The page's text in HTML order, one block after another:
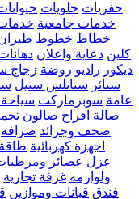
حفريات حلويات
خدمات جامعية
خطاط خطوط
كلين دعاية واعلان
ديكور راديو روضة زجاج
ستائر ستانلس ستيل
عامة سوبرماركت
صالة افراح صالون
صحف وجرائد صرافة
اجهزة كهربائية
عزل عصائر
ولوازمه غرفة تجارية
فندق قبانات وموازين